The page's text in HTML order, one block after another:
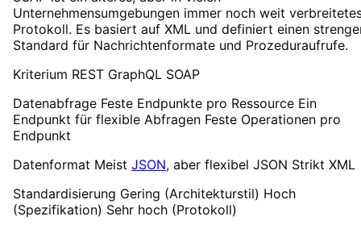
Unternehmensumgebungen immer noch weit
Protokoll. Es basiert auf XML und definiert einen
Standard für Nachrichtenformate und Prozeduraufrufe.
Kriterium REST GraphQL SOAP
Datenabfrage Feste Endpunkte pro Ressource Ein
Endpunkt für flexible Abfragen Feste Operationen pro
Endpunkt
Datenformat Meist JSON, aber flexibel JSON Strikt XML
Standardisierung Gering (Architekturstil) Hoch
(Spezifikation) Sehr hoch (Protokoll)